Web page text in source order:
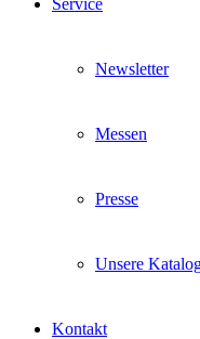
Newsletter
Messen
Presse
Unsere
Kontakt